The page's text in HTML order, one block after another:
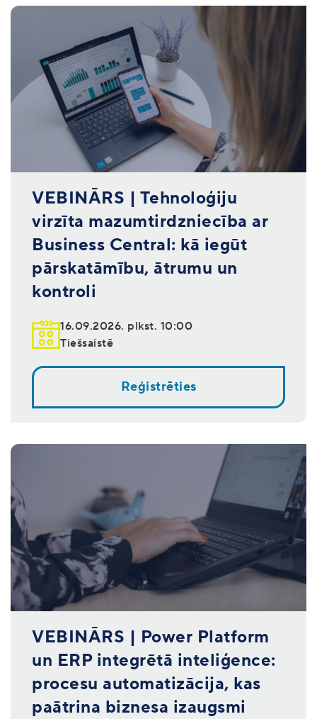
VEBINĀRS | Tehnoloģiju
virzīta mazumtirdzniecība ar
Business Central: kā iegūt
pārskatāmību, ātrumu un
kontroli
16.09.2026. plkst. 10:00
Tiešsaistē
Reģistrēties
VEBINĀRS | Power Platform
un ERP integrētā inteliģence:
procesu automatizācija, kas
paātrina biznesa izaugsmi